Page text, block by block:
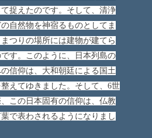
捉えたのです。そして、清浄
自然物を神宿るものとしてま
つりの場所には建物が建てら
す。このように、日本列島の
信仰は、大和朝廷による国土
えてゆきました。そして、6世
この日本固有の信仰は、仏教
で表わされるようになりまし